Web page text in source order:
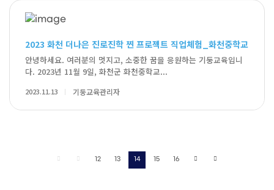
2023 화천 더나은 진로진학 찐 프로젝트 직업체험_화천중학교
안녕하세요. 여러분의 멋지고, 소중한 꿈을 응원하는 기둥교육입니
다. 2023년 11월 9일, 화천군 화천중학교...
2023.11.13 기둥교육관리자
12 13 14 15 16